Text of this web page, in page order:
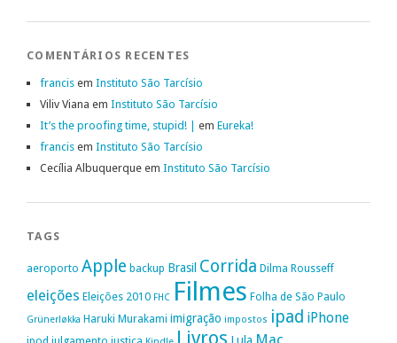
COMENTÁRIOS RECENTES
francis em Instituto São Tarcísio
Viliv Viana em Instituto São Tarcísio
It’s the proofing time, stupid! | em Eureka!
francis em Instituto São Tarcísio
Cecília Albuquerque em Instituto São Tarcísio
TAGS
aeroporto Apple backup Brasil Corrida Dilma Rousseff
eleições Eleições 2010 FHC Filmes Folha de São Paulo
Grünerløkka Haruki Murakami imigração impostos ipad iPhone
Livros Lula Mac